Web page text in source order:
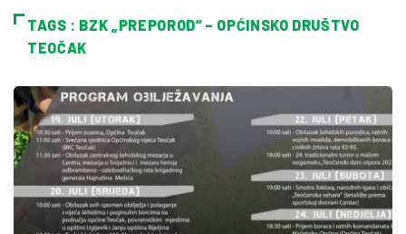
TAGS : BZK „PREPOROD“ – OPĆINSKO DRUŠTVO
TEOČAK